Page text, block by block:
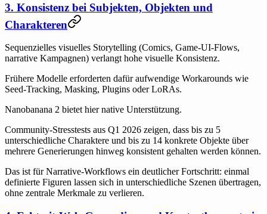
3. Konsistenz bei Subjekten, Objekten und
Charakteren
Sequenzielles visuelles Storytelling (Comics, Game-UI-Flows,
narrative Kampagnen) verlangt hohe visuelle Konsistenz.
Frühere Modelle erforderten dafür aufwendige Workarounds wie
Seed-Tracking, Masking, Plugins oder LoRAs.
Nanobanana 2 bietet hier native Unterstützung.
Community-Stresstests aus Q1 2026 zeigen, dass bis zu 5
unterschiedliche Charaktere und bis zu 14 konkrete Objekte über
mehrere Generierungen hinweg konsistent gehalten werden können.
Das ist für Narrative-Workflows ein deutlicher Fortschritt: einmal
definierte Figuren lassen sich in unterschiedliche Szenen übertragen,
ohne zentrale Merkmale zu verlieren.